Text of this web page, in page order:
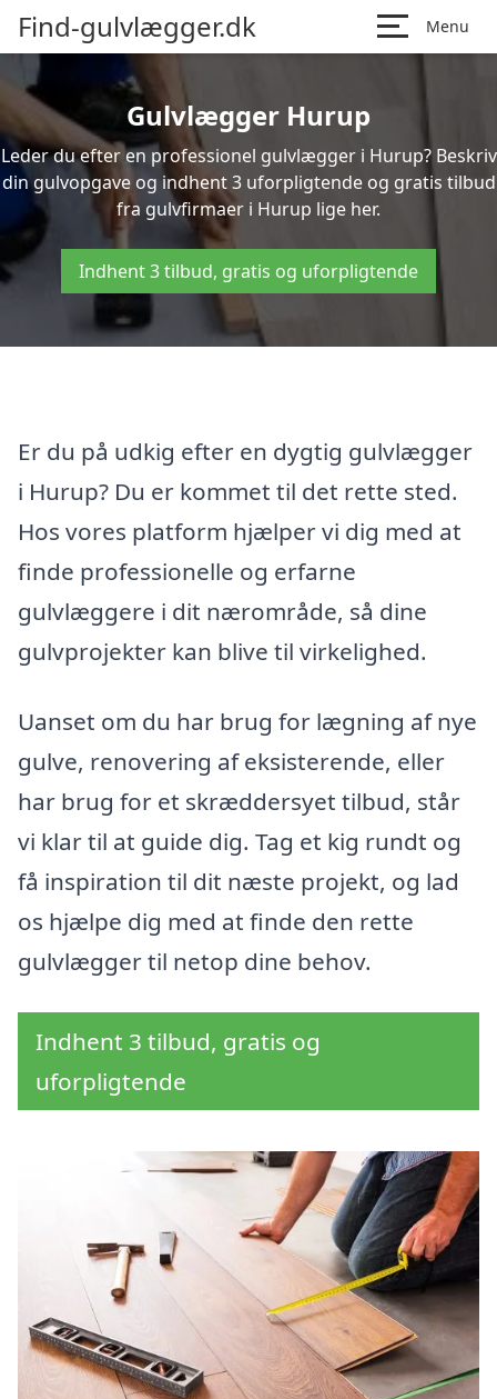
Find-gulvlægger.dk Menu
Gulvlægger Hurup
Leder du efter en professionel gulvlægger i Hurup? Beskriv
din gulvopgave og indhent 3 uforpligtende og gratis tilbud
fra gulvfirmaer i Hurup lige her.
Indhent 3 tilbud, gratis og uforpligtende
Er du på udkig efter en dygtig gulvlægger
i Hurup? Du er kommet til det rette sted.
Hos vores platform hjælper vi dig med at
finde professionelle og erfarne
gulvlæggere i dit nærområde, så dine
gulvprojekter kan blive til virkelighed.
Uanset om du har brug for lægning af nye
gulve, renovering af eksisterende, eller
har brug for et skræddersyet tilbud, står
vi klar til at guide dig. Tag et kig rundt og
få inspiration til dit næste projekt, og lad
os hjælpe dig med at finde den rette
gulvlægger til netop dine behov.
Indhent 3 tilbud, gratis og
uforpligtende